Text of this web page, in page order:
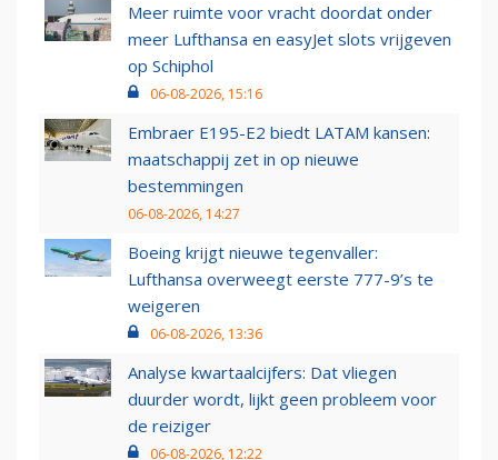
Meer ruimte voor vracht doordat onder
meer Lufthansa en easyJet slots vrijgeven
op Schiphol
06-08-2026, 15:16
Embraer E195-E2 biedt LATAM kansen:
maatschappij zet in op nieuwe
bestemmingen
06-08-2026, 14:27
Boeing krijgt nieuwe tegenvaller:
Lufthansa overweegt eerste 777-9’s te
weigeren
06-08-2026, 13:36
Analyse kwartaalcijfers: Dat vliegen
duurder wordt, lijkt geen probleem voor
de reiziger
06-08-2026, 12:22